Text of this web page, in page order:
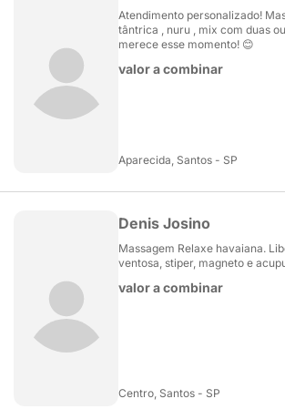
Atendimento personalizado!
tântrica , nuru , mix com duas
merece esse momento! 😊
valor a combinar
Aparecida, Santos - SP
Denis Josino
Massagem Relaxe havaiana.
ventosa, stiper, magneto e
valor a combinar
Centro, Santos - SP